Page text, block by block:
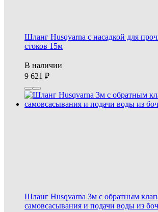
Шланг Husqvarna с насадкой для
стоков 15м
В наличии
9 621
Шланг Husqvarna 3м с обратным
самовсасывания и подачи воды из